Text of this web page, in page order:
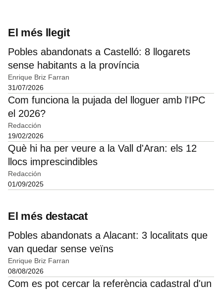
El més llegit
Pobles abandonats a Castelló: 8 llogarets
sense habitants a la província
Enrique Briz Farran
31/07/2026
Com funciona la pujada del lloguer amb l'IPC
el 2026?
Redacción
19/02/2026
Què hi ha per veure a la Vall d'Aran: els 12
llocs imprescindibles
Redacción
01/09/2025
El més destacat
Pobles abandonats a Alacant: 3 localitats que
van quedar sense veïns
Enrique Briz Farran
08/08/2026
Com es pot cercar la referència cadastral d'un